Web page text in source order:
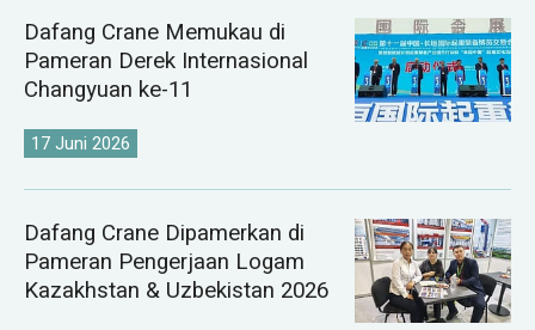
Dafang Crane Memukau di
Pameran Derek Internasional
Changyuan ke-11
17 Juni 2026
Dafang Crane Dipamerkan di
Pameran Pengerjaan Logam
Kazakhstan & Uzbekistan 2026